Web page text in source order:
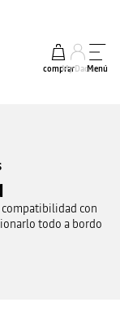
comprarMy DaciaMenú
con
todo a bordo